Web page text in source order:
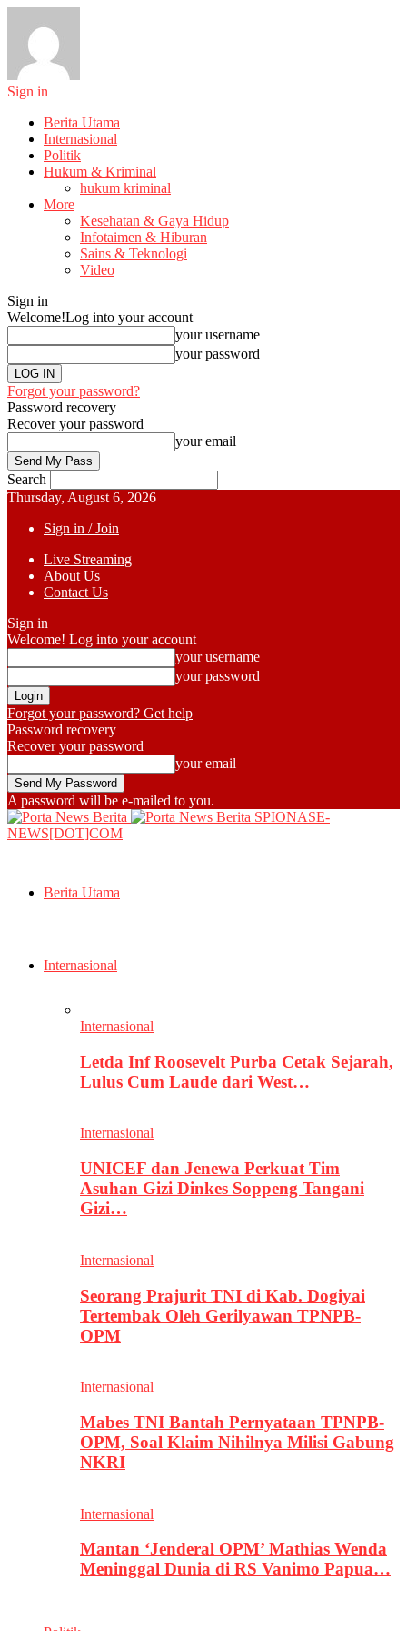
Sign in
Berita Utama
Internasional
Politik
Hukum & Kriminal
hukum kriminal
More
Kesehatan & Gaya Hidup
Infotaimen & Hiburan
Sains & Teknologi
Video
Sign in
Welcome!Log into your account
your username
your password
Forgot your password?
Password recovery
Recover your password
your email
Search
Thursday, August 6, 2026
Sign in / Join
Live Streaming
About Us
Contact Us
Sign in
Welcome! Log into your account
your username
your password
Forgot your password? Get help
Password recovery
Recover your password
your email
A password will be e-mailed to you.
SPIONASE-
NEWS[DOT]COM
Berita Utama
Internasional
Internasional
Letda Inf Roosevelt Purba Cetak Sejarah,
Lulus Cum Laude dari West…
Internasional
UNICEF dan Jenewa Perkuat Tim
Asuhan Gizi Dinkes Soppeng Tangani
Gizi…
Internasional
Seorang Prajurit TNI di Kab. Dogiyai
Tertembak Oleh Gerilyawan TPNPB-
OPM
Internasional
Mabes TNI Bantah Pernyataan TPNPB-
OPM, Soal Klaim Nihilnya Milisi Gabung
NKRI
Internasional
Mantan ‘Jenderal OPM’ Mathias Wenda
Meninggal Dunia di RS Vanimo Papua…